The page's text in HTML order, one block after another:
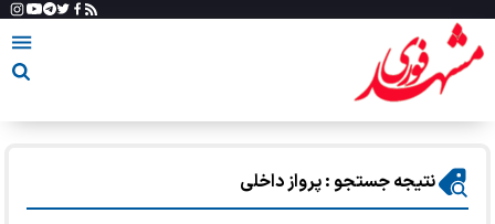
نتیجه جستجو : پرواز داخلی